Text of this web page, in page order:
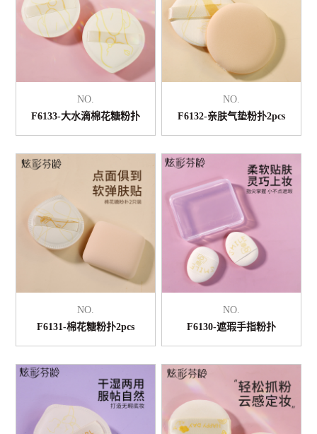
NO.
F6133-大水滴棉花糖粉扑
NO.
F6132-亲肤气垫粉扑2pcs
NO.
F6131-棉花糖粉扑2pcs
NO.
F6130-遮瑕手指粉扑